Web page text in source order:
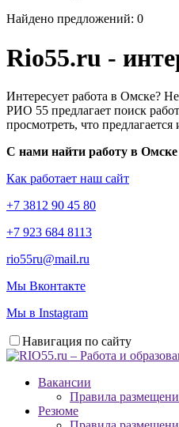
Найдено предложений: 0
Rio55.ru -
Интересует работа в Омске?
РИО 55 предлагает поиск
просмотреть, что предлагается
С нами найти работу в Омске
Как работает наш сайт
+7 3812 90 45 80
+7 923 684 8113
rio55ru@mail.ru
Мы Вконтакте
Мы в Instagram
Навигация по сайту
Вакансии
Правила
Резюме